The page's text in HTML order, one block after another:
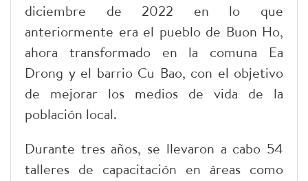
diciembre de 2022 en lo que
anteriormente era el pueblo de Buon Ho,
ahora transformado en la comuna Ea
Drong y el barrio Cu Bao, con el objetivo
de mejorar los medios de vida de la
población local.
Durante tres años, se llevaron a cabo 54
talleres de capacitación en áreas como